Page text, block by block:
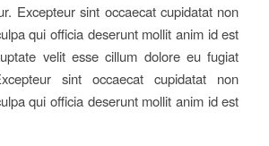
Excepteur sint occaecat cupidatat non
qui officia deserunt mollit anim id est
velit esse cillum dolore eu fugiat
sint occaecat cupidatat non
qui officia deserunt mollit anim id est